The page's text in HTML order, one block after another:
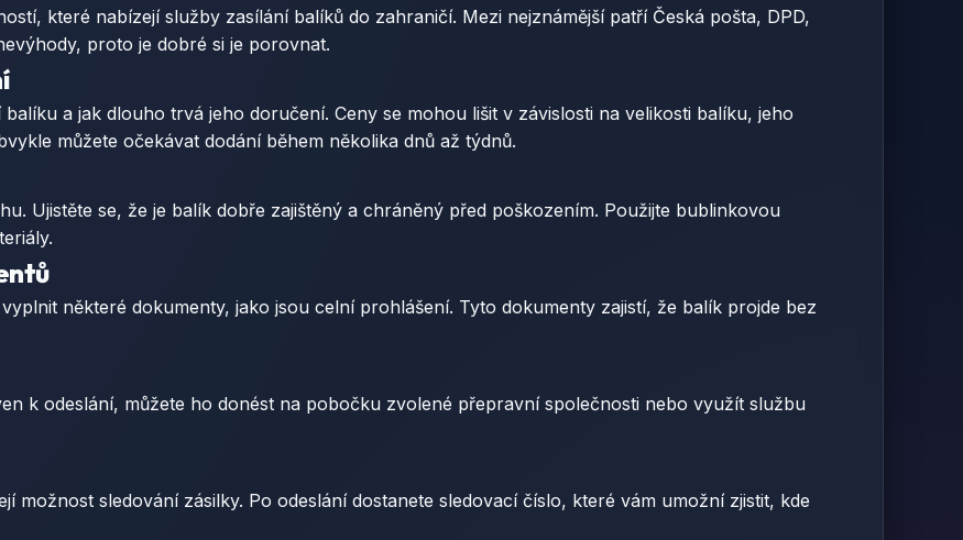
které nabízejí služby zasílání balíků do zahraničí. Mezi nejznámější patří Česká pošta, DPD,
proto je dobré si je porovnat.
a jak dlouho trvá jeho doručení. Ceny se mohou lišit v závislosti na velikosti balíku, jeho
můžete očekávat dodání během několika dnů až týdnů.
Ujistěte se, že je balík dobře zajištěný a chráněný před poškozením. Použijte bublinkovou
některé dokumenty, jako jsou celní prohlášení. Tyto dokumenty zajistí, že balík projde bez
k odeslání, můžete ho donést na pobočku zvolené přepravní společnosti nebo využít službu
možnost sledování zásilky. Po odeslání dostanete sledovací číslo, které vám umožní zjistit, kde